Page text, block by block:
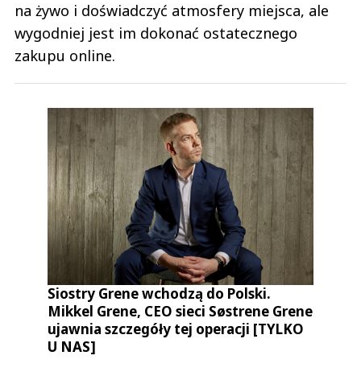
na żywo i doświadczyć atmosfery miejsca, ale
wygodniej jest im dokonać ostatecznego
zakupu online.
Siostry Grene wchodzą do Polski.
Mikkel Grene, CEO sieci Søstrene Grene
ujawnia szczegóły tej operacji [TYLKO
U NAS]